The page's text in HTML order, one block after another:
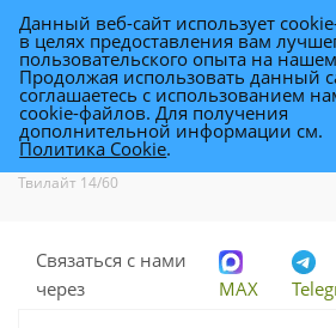
Фикус Бенджамина
Каталог - Растения -
Твилайт 14/60
Связаться с нами
через
MAX
Данный веб-сайт использует
в целях предоставления вам
пользовательского опыта на
Продолжая использовать данный
соглашаетесь с использованием
cookie-файлов. Для получения
дополнительной информации см.
Политика Cookie.